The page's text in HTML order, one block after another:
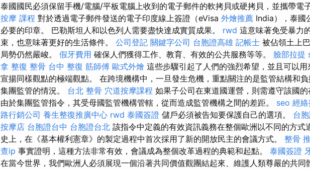
泰國國民必須保留手機/電腦/平板電腦上收到的電子郵件的軟拷貝或硬拷貝，並攜帶電
按摩 課程 對於透過電子郵件發送的電子印度線上簽證（eVisa 外燴推薦 India），泰國
必要的印章。 巴勒斯坦人和以色列人需要盡快達成實質成果。 rwd 這意味著免受暴力
束，也意味著更好的生活條件。 公司登記 關鍵字公司 台胞證高雄 記帳士 被佔領土上
局勢仍然嚴峻。 假牙費用 確保人們獲得工作、教育、有效的公共服務等等。 臉部拉提
拿 整復 整骨 台中 整復 筋師傅 歐式外燴 這些步驟引起了人們的強烈希望，並且可以
宣揚同樣觀點的極端觀點。 在跨境機構中，一旦發生危機，重點關注的是監管結構和
集團監管的情況。 台北 整骨 穴道按摩課程 如果子公司在東道國運營，則需遵守該國
由於集團監管指令，其受母國監管機構管轄，從而造成監管機構之間的差距。 seo 經
路行銷公司 養生整復推廣中心 rwd 泰國簽證 儲戶必須被告知要保護自己的選項。 台
按摩店 台胞證台中 台胞證台北 該指令中定義的有效資訊義務在整個歐洲以不同的方式
史上，在《基本權利憲章》的製定過程中首次採用了新的開放民主的會議方式。 整骨
查ip 事實證明，這種方法非常有效，會議成為整個改革過程的典範和起點。 泰國簽證
在當今世界，我們歐洲人必須展現一個沿著共同價值觀團結起來、維護人類尊嚴的共同